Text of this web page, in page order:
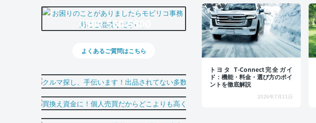
トヨタ T-Connect完全ガイ
ド：機能・料金・選び方のポイ
ントを徹底解説
2026年7月21日
0800-500-5500
よくあるご質問はこちら